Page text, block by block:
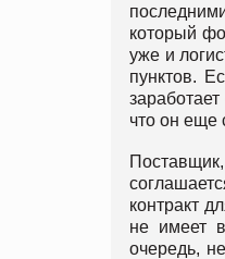
который
уже и
пунктов.
что он еще
контракт
не имеет
очередь,